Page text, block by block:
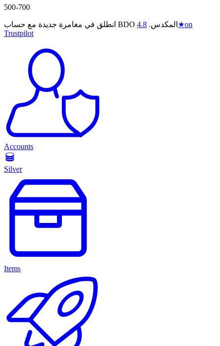
500-700
انطلق في مغامرة جديدة مع حساب BDO المكدس. 4.8 ★on
Trustpilot
Accounts
Silver
Items